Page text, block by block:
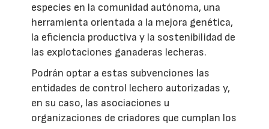
especies en la comunidad autónoma, una
herramienta orientada a la mejora genética,
la eficiencia productiva y la sostenibilidad de
las explotaciones ganaderas lecheras.
Podrán optar a estas subvenciones las
entidades de control lechero autorizadas y,
en su caso, las asociaciones u
organizaciones de criadores que cumplan los